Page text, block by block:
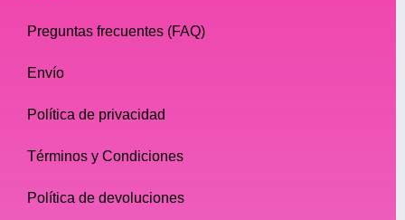
Preguntas frecuentes (FAQ)
Envío
Política de privacidad
Términos y Condiciones
Política de devoluciones